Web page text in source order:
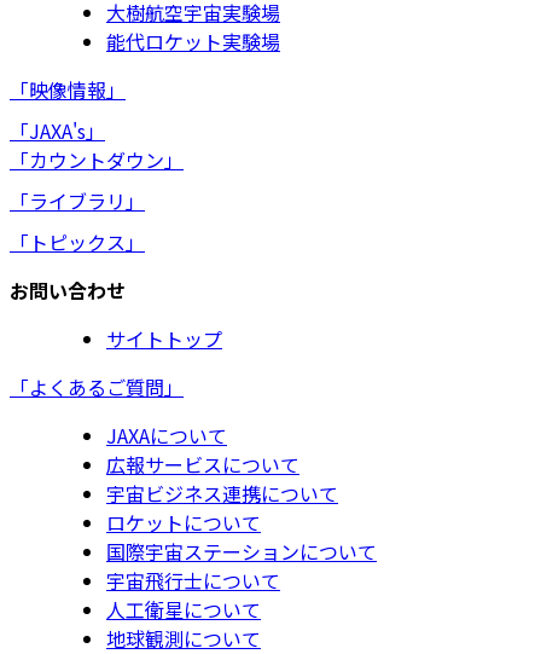
大樹航空宇宙実験場
能代ロケット実験場
「映像情報」
「JAXA's」
「カウントダウン」
「ライブラリ」
「トピックス」
お問い合わせ
サイトトップ
「よくあるご質問」
JAXAについて
広報サービスについて
宇宙ビジネス連携について
ロケットについて
国際宇宙ステーションについて
宇宙飛行士について
人工衛星について
地球観測について